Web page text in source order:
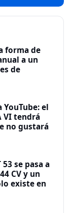
forma de
a un
de
el
VI tendrá
no gustará
53 se pasa a
CV y un
existe en